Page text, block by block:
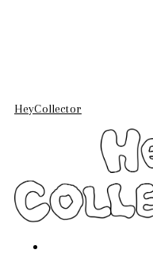
HeyCollector